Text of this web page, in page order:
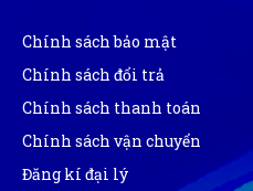
Chính sách bảo mật
Chính sách đổi trả
Chính sách thanh toán
Chính sách vận chuyển
Đăng kí đại lý